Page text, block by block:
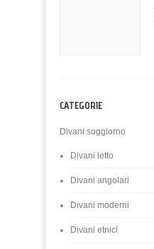
CATEGORIE
Divani soggiorno
Divani letto
Divani angolari
Divani moderni
Divani etnici